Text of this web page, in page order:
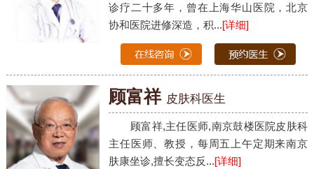
诊疗二十多年，曾在上海华山医院，北京
协和医院进修深造，积...[详细]
顾富祥 皮肤科医生
顾富祥,主任医师,南京鼓楼医院皮肤科
主任医师、教授，每周五上午定期来南京
肤康坐诊,擅长变态反...[详细]